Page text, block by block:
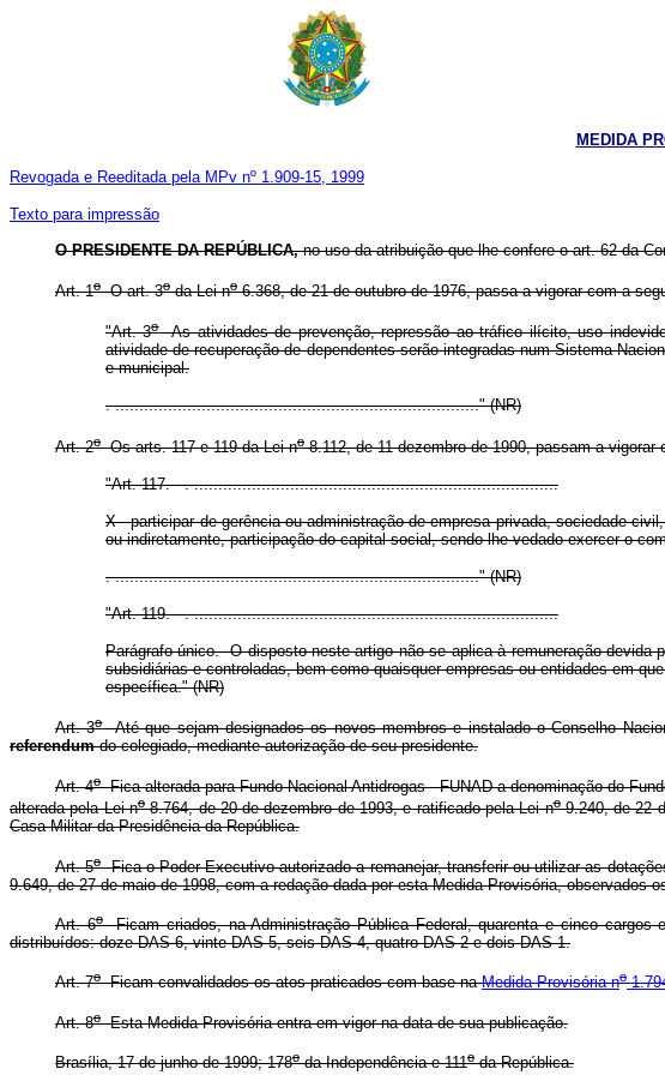
MEDIDA
Revogada e Reeditada pela MPv nº 1.909-15, 1999
Texto para impressão
O PRESIDENTE DA REPÚBLICA,no uso da atribuição que lhe confere o art. 62 da
Art. 1oO art. 3oda Lei no6.368, de 21 de outubro de 1976, passa a vigorar com a
"Art. 3oAs atividades de prevenção, repressão ao tráfico ilícito, uso
atividade de recuperação de dependentes serão integradas num Sistema
e municipal.
. ............................................................................" (NR)
Art. 2oOs arts. 117 e 119 da Lei no8.112, de 11 dezembro de 1990, passam a vigorar
"Art. 117. . ............................................................................
X - participar de gerência ou administração de empresa privada, sociedade
ou indiretamente, participação do capital social, sendo-lhe vedado exercer o
. ............................................................................" (NR)
"Art. 119. . ............................................................................
Parágrafo único. O disposto neste artigo não se aplica à remuneração
subsidiárias e controladas, bem como quaisquer empresas ou entidades em
específica." (NR)
Art. 3oAté que sejam designados os novos membros e instalado o Conselho
referendumdo colegiado, mediante autorização de seu presidente.
Art. 4oFica alterada para Fundo Nacional Antidrogas - FUNAD a denominação do
alterada pela Lei no8.764, de 20 de dezembro de 1993, e ratificado pela Lei no9.240, de 22
Casa Militar da Presidência da República.
Art. 5oFica o Poder Executivo autorizado a remanejar, transferir ou utilizar as
9.649, de 27 de maio de 1998, com a redação dada por esta Medida Provisória,
Art. 6oFicam criados, na Administração Pública Federal, quarenta e cinco cargos
distribuídos: doze DAS 6, vinte DAS 5, seis DAS 4, quatro DAS 2 e dois DAS 1.
Art. 7oFicam convalidados os atos praticados com base naMedida Provisória no
Art. 8oEsta Medida Provisória entra em vigor na data de sua publicação.
Brasília, 17 de junho de 1999; 178oda Independência e 111oda República.